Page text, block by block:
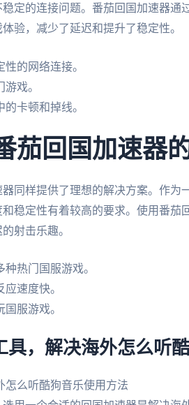
定的连接问题。番茄回国加速器通
验，减少了延迟和提升了稳定性。
的网络连接。
戏。
卡顿和掉线。
茄回国加速器
同样提供了理想的解决方案。作为
稳定性有着较高的要求。使用番茄
射击乐趣。
热门国服游戏。
速度快。
服游戏。
具，解决海外怎么听